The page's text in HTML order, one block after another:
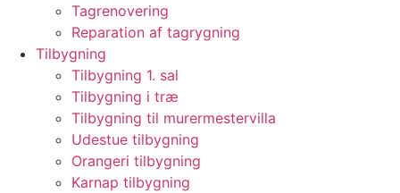
Tagrenovering
Reparation af tagrygning
Tilbygning
Tilbygning 1. sal
Tilbygning i træ
Tilbygning til murermestervilla
Udestue tilbygning
Orangeri tilbygning
Karnap tilbygning